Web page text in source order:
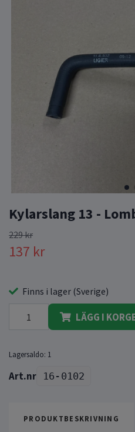
Kylarslang 13 -
229 kr
137 kr
Finns i lager (Sverige)
LÄGG I
Lagersaldo: 1
16-0102
PRODUKTBESKRIVNING